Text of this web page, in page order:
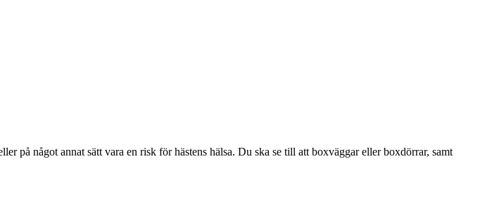
på något annat sätt vara en risk för hästens hälsa. Du ska se till att boxväggar eller boxdörrar, samt